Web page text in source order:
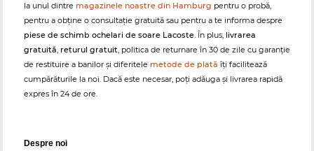
la unul dintre magazinele noastre din Hamburg pentru o probă,
pentru a obține o consultație gratuită sau pentru a te informa despre
piese de schimb ochelari de soare Lacoste. În plus, livrarea
gratuită, returul gratuit, politica de returnare în 30 de zile cu garanție
de restituire a banilor și diferitele metode de plată îți facilitează
cumpărăturile la noi. Dacă este necesar, poți adăuga și livrarea rapidă
expres în 24 de ore.
Despre noi